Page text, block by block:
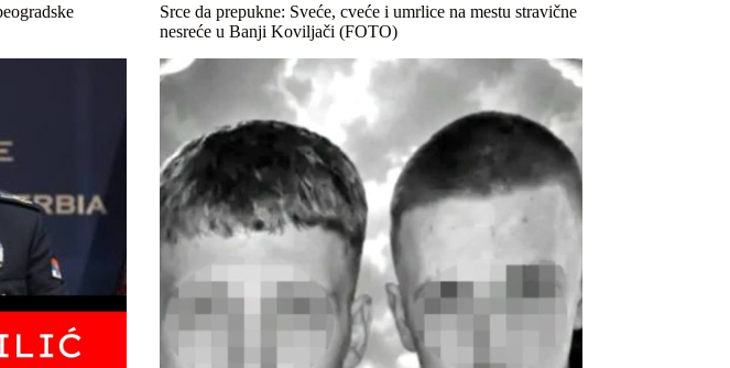
Srce da prepukne: Sveće, cveće i umrlice na mestu stravične
nesreće u Banji Koviljači (FOTO)